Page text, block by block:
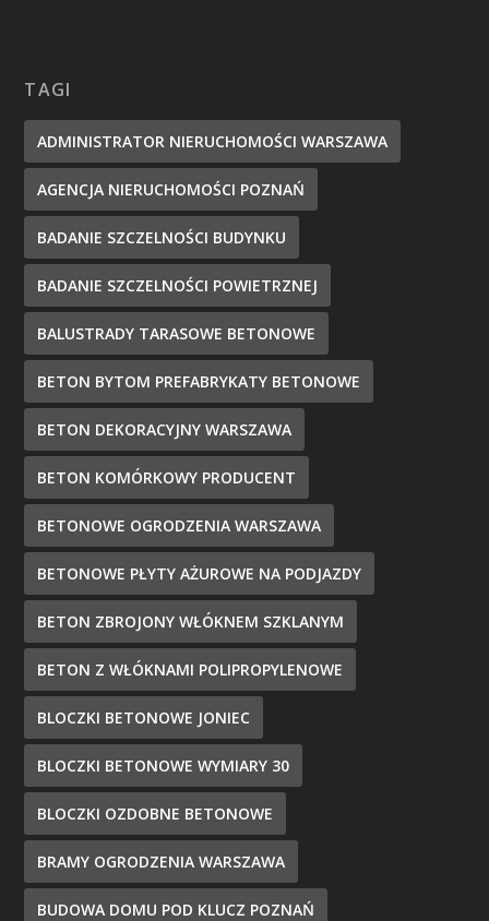
TAGI
ADMINISTRATOR NIERUCHOMOŚCI WARSZAWA
AGENCJA NIERUCHOMOŚCI POZNAŃ
BADANIE SZCZELNOŚCI BUDYNKU
BADANIE SZCZELNOŚCI POWIETRZNEJ
BALUSTRADY TARASOWE BETONOWE
BETON BYTOM PREFABRYKATY BETONOWE
BETON DEKORACYJNY WARSZAWA
BETON KOMÓRKOWY PRODUCENT
BETONOWE OGRODZENIA WARSZAWA
BETONOWE PŁYTY AŻUROWE NA PODJAZDY
BETON ZBROJONY WŁÓKNEM SZKLANYM
BETON Z WŁÓKNAMI POLIPROPYLENOWE
BLOCZKI BETONOWE JONIEC
BLOCZKI BETONOWE WYMIARY 30
BLOCZKI OZDOBNE BETONOWE
BRAMY OGRODZENIA WARSZAWA
BUDOWA DOMU POD KLUCZ POZNAŃ